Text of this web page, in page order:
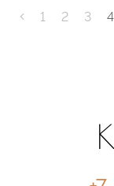
1 2 3 4